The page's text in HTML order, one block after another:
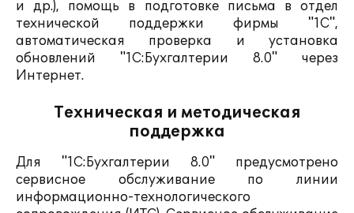
и др.), помощь в подготовке письма в отдел
технической поддержки фирмы "1С",
автоматическая проверка и установка
обновлений "1С:Бухгалтерии 8.0" через
Интернет.
Техническая и методическая
поддержка
Для "1С:Бухгалтерии 8.0" предусмотрено
сервисное обслуживание по линии
информационно-технологического